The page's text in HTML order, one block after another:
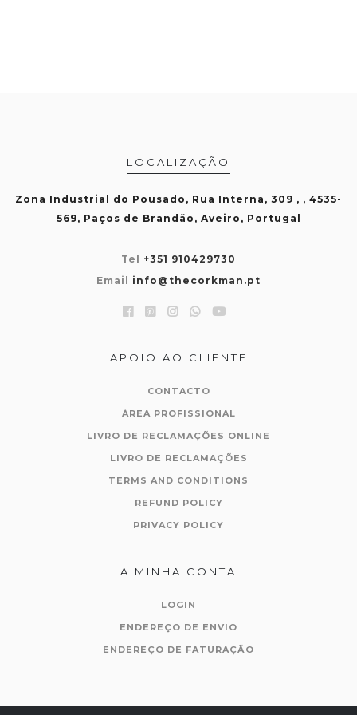
LOCALIZAÇÃO
Zona Industrial do Pousado, Rua Interna, 309 , , 4535-
569, Paços de Brandão, Aveiro, Portugal
Tel +351 910429730
Email info@thecorkman.pt
APOIO AO CLIENTE
CONTACTO
ÀREA PROFISSIONAL
LIVRO DE RECLAMAÇÕES ONLINE
LIVRO DE RECLAMAÇÕES
TERMS AND CONDITIONS
REFUND POLICY
PRIVACY POLICY
A MINHA CONTA
LOGIN
ENDEREÇO DE ENVIO
ENDEREÇO DE FATURAÇÃO